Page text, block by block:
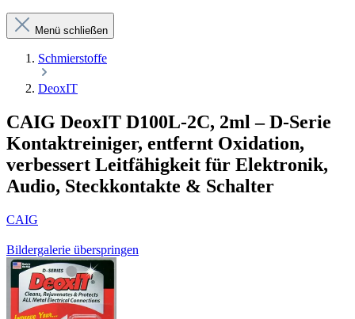
Menü schließen
Schmierstoffe
DeoxIT
CAIG DeoxIT D100L-2C, 2ml – D-Serie
Kontaktreiniger, entfernt Oxidation,
verbessert Leitfähigkeit für Elektronik,
Audio, Steckkontakte & Schalter
CAIG
Bildergalerie überspringen